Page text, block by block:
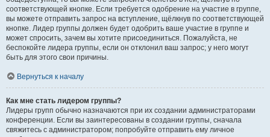
соответствующей кнопке. Если требуется одобрение на участие в группе,
вы можете отправить запрос на вступление, щёлкнув по соответствующей
кнопке. Лидер группы должен будет одобрить ваше участие в группе и
может спросить, зачем вы хотите присоединиться. Пожалуйста, не
беспокойте лидера группы, если он отклонил ваш запрос; у него могут
быть для этого свои причины.
Вернуться к началу
Как мне стать лидером группы?
Лидеры групп обычно назначаются при их создании администраторами
конференции. Если вы заинтересованы в создании группы, сначала
свяжитесь с администратором; попробуйте отправить ему личное